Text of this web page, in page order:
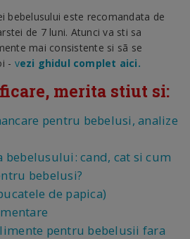
bebelusului este recomandata de
de 7 luni. Atunci va sti sa
mai consistente si sã se
- vezi ghidul complet aici.
merita stiut si:
pentru bebelusi, analize
bebelusului: cand, cat si cum
bebelusi?
de papica)
pentru bebelusii fara